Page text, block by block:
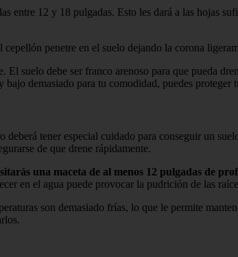
entre 12 y 18 pulgadas. Esto les dará a las hojas
cepellón penetre en el suelo dejando la corona
El suelo debe ser franco arenoso para que pueda
demasiado para tu comodidad, puedes
deberá tener especial cuidado para conseguir un
de que drene rápidamente.
una maceta de al menos 12 pulgadas de
en el agua puede provocar la pudrición de las
son demasiado frías, lo que le permite